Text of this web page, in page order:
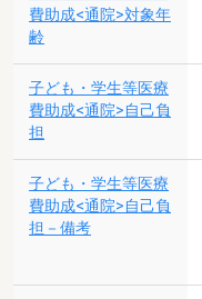
費助成<通院>対象年
齢
子ども・学生等医療
費助成<通院>自己負
担
子ども・学生等医療
費助成<通院>自己負
担－備考